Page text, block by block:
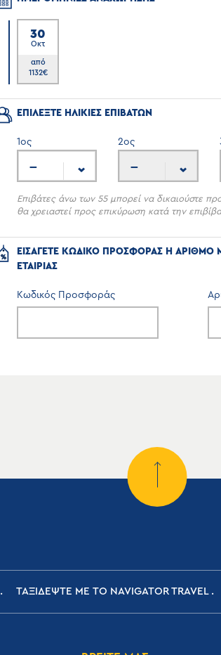
30
Οκτ
από
1132€
ΕΠΙΛΕΞΤΕ ΗΛΙΚΙΕΣ ΕΠΙΒΑΤΩΝ
1ος
---
2ος
---
Επιβάτες άνω των 55 μπορεί να δικαιούστε
θα χρειαστεί προς επικύρωση κατά την
ΕΙΣΑΓΕΤΕ ΚΩΔΙΚΟ ΠΡΟΣΦΟΡΑΣ Η ΑΡΙΘΜΟ
ΕΤΑΙΡΙΑΣ
Κωδικός Προσφοράς
ΤΑΞΙΔΕΨΤΕ ΜΕ ΤΟ NAVIGATOR TRAVEL